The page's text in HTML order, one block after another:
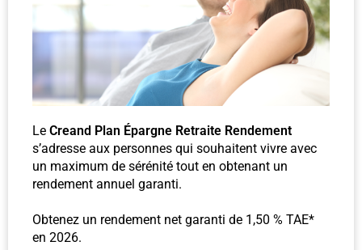
Le Creand Plan Épargne Retraite Rendement
s’adresse aux personnes qui souhaitent vivre avec
un maximum de sérénité tout en obtenant un
rendement annuel garanti.
Obtenez un rendement net garanti de 1,50 % TAE*
en 2026.